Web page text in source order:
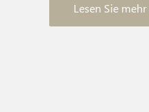
Lesen Sie